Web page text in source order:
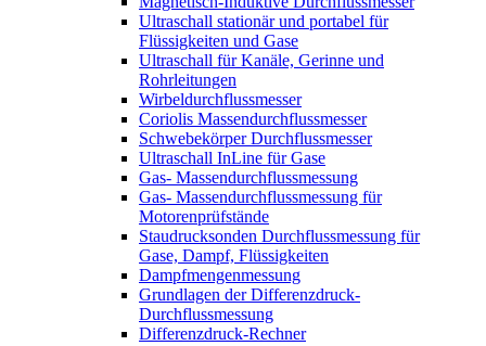
Ultraschall stationär und portabel für
Flüssigkeiten und Gase
Ultraschall für Kanäle, Gerinne und
Rohrleitungen
Wirbeldurchflussmesser
Coriolis Massendurchflussmesser
Schwebekörper Durchflussmesser
Ultraschall InLine für Gase
Gas- Massendurchflussmessung
Gas- Massendurchflussmessung für
Motorenprüfstände
Staudrucksonden Durchflussmessung für
Gase, Dampf, Flüssigkeiten
Dampfmengenmessung
Grundlagen der Differenzdruck-
Durchflussmessung
Differenzdruck-Rechner